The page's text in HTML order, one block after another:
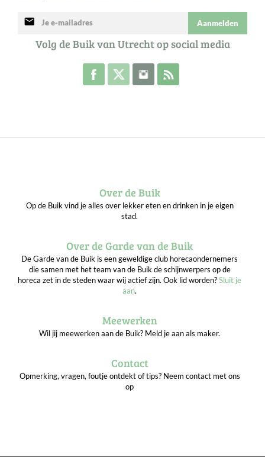
mail Aanmelden
Volg de Buik van Utrecht op social media
Volg de Buik op Facebook
Volg de Buik op Twitter
Volg de Buik op Instagram
Over de Buik
Op de Buik vind je alles over lekker eten en drinken in je eigen
stad.
Over de Garde van de Buik
De Garde van de Buik is een geweldige club horecaondernemers
die samen met het team van de Buik de schijnwerpers op de
horeca zet in de steden waar wij actief zijn. Ook lid worden?Sluit je
aan.
Meewerken
Wil jij meewerken aan de Buik? Meld je aan als maker.
Contact
Opmerking, vragen, foutje ontdekt of tips? Neem contact met ons
op